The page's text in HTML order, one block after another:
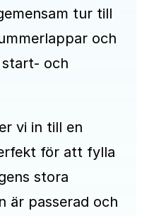
tur till
och
och
vi in till en
för att fylla
stora
är passerad och